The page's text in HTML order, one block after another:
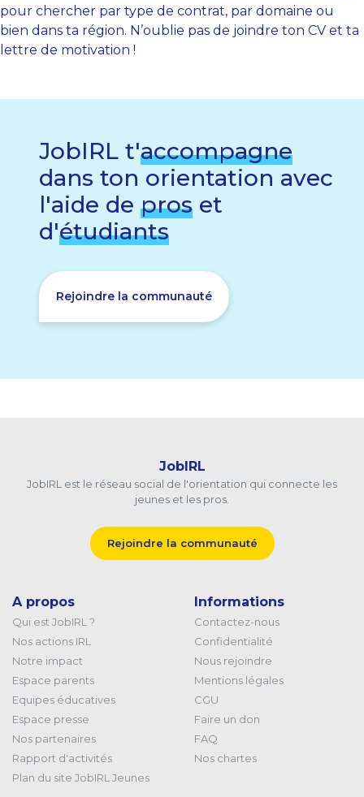
pour chercher par type de contrat, par domaine ou
bien dans ta région. N’oublie pas de joindre ton CV et ta
lettre de motivation !
JobIRL t'accompagne
dans ton orientation avec
l'aide de pros et
d'étudiants
Rejoindre la communauté
JobIRL
JobIRL est le réseau social de l'orientation qui connecte les
jeunes et les pros.
Rejoindre la communauté
A propos
Qui est JobIRL ?
Nos actions IRL
Notre impact
Espace parents
Equipes éducatives
Espace presse
Nos partenaires
Rapport d'activités
Plan du site JobIRL Jeunes
Informations
Contactez-nous
Confidentialité
Nous rejoindre
Mentions légales
CGU
Faire un don
FAQ
Nos chartes